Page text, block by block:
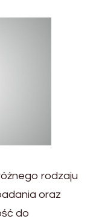
rodzaju
oraz
do